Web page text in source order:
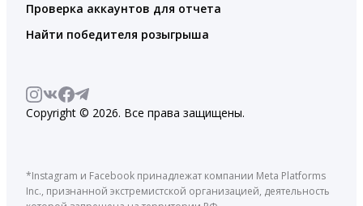
Проверка аккаунтов для отчета
Найти победителя розыгрыша
Copyright © 2026. Все права защищены.
*Instagram и Facebook принадлежат компании Meta Platforms
Inc., признанной экстремистской организацией, деятельность